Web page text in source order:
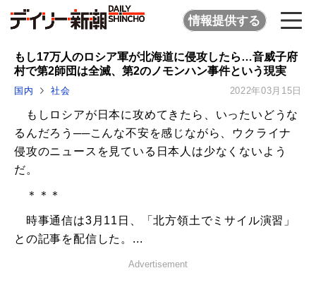
情報提供する
もし17万人のロシア軍が北海道に侵攻したら…音威子府
村で第2師団は全滅、第2のノモンハン事件という現実
国内 社会 2022年03月15日
もしロシアが日本に攻めてきたら、いったいどうな
るんだろう──こんな不安を感じながら、ウクライナ
侵攻のニュースを見ている日本人は少なくないよう
だ。
＊＊＊
時事通信は3月11日、「北方領土でミサイル演習」
との記事を配信した。...
Advertisement